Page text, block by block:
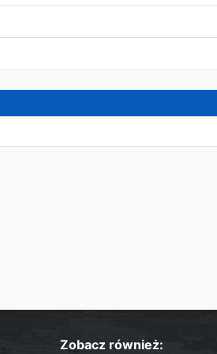
Zobacz również: